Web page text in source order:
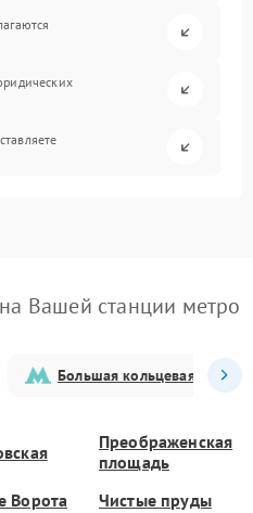
Вашей станции метро
Большая кольцевая
Преображенская
площадь
Ворота Чистые пруды